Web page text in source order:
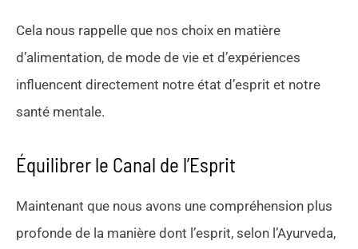
Cela nous rappelle que nos choix en matière
d’alimentation, de mode de vie et d’expériences
influencent directement notre état d’esprit et notre
santé mentale.
Équilibrer le Canal de l’Esprit
Maintenant que nous avons une compréhension plus
profonde de la manière dont l’esprit, selon l’Ayurveda,